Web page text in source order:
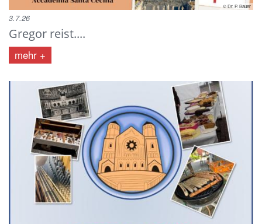
© Dr. P. Bauer
Gregor reist....
3.7.26
mehr